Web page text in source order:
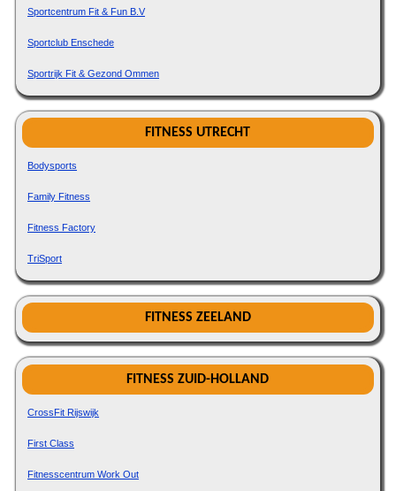
Sportcentrum Fit & Fun B.V
Sportclub Enschede
Sportrijk Fit & Gezond Ommen
FITNESS UTRECHT
Bodysports
Family Fitness
Fitness Factory
TriSport
FITNESS ZEELAND
FITNESS ZUID-HOLLAND
CrossFit Rijswijk
First Class
Fitnesscentrum Work Out